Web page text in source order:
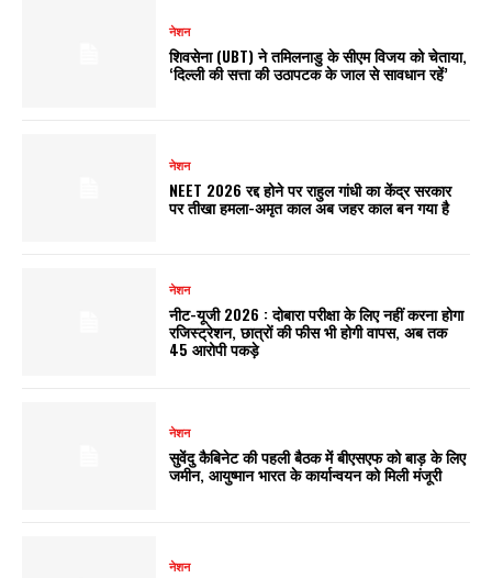
नेशन
शिवसेना (UBT) ने तमिलनाडु के सीएम विजय को चेताया,
‘दिल्ली की सत्ता की उठापटक के जाल से सावधान रहें’
नेशन
NEET 2026 रद्द होने पर राहुल गांधी का केंद्र सरकार
पर तीखा हमला-अमृत काल अब जहर काल बन गया है
नेशन
नीट-यूजी 2026 : दोबारा परीक्षा के लिए नहीं करना होगा
रजिस्ट्रेशन, छात्रों की फीस भी होगी वापस, अब तक
45 आरोपी पकड़े
नेशन
सुवेंदु कैबिनेट की पहली बैठक में बीएसएफ को बाड़ के लिए
जमीन, आयुष्मान भारत के कार्यान्वयन को मिली मंजूरी
नेशन